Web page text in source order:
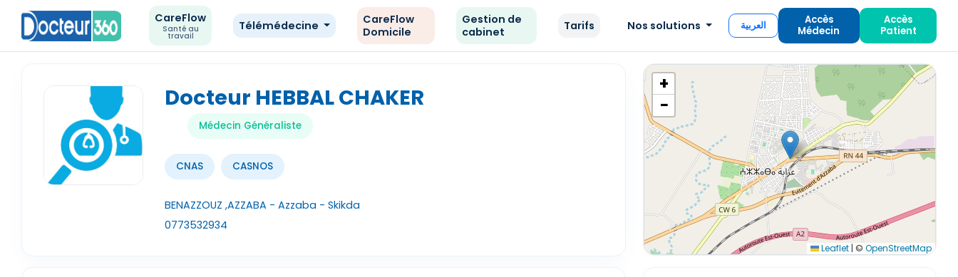
CareFlow
Santé au
travail
Télémédecine
CareFlow
Domicile
Gestion de
cabinet
Tarifs Nos solutions العربية
Accès
Médecin
Accès
Patient
Docteur HEBBAL CHAKER
Médecin Généraliste
CNAS CASNOS
BENAZZOUZ ,AZZABA - Azzaba - Skikda
0773532934
+
−
Leaflet | © OpenStreetMap